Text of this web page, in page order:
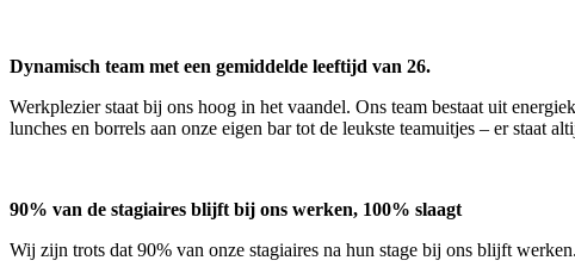
Dynamisch team met een gemiddelde leeftijd van 26.
Werkplezier staat bij ons hoog in het vaandel. Ons team bestaat uit
lunches en borrels aan onze eigen bar tot de leukste teamuitjes – er staat
90% van de stagiaires blijft bij ons werken, 100% slaagt
Wij zijn trots dat 90% van onze stagiaires na hun stage bij ons blijft